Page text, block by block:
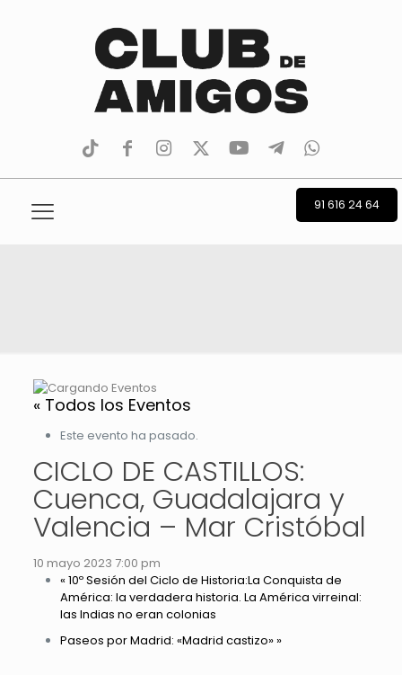
tiktokfacebookinstagram
TwitterYoutubeTelegramwhatsapp
91 616 24 64
« Todos los Eventos
Este evento ha pasado.
CICLO DE CASTILLOS:
Cuenca, Guadalajara y
Valencia – Mar Cristóbal
10 mayo 2023 7:00 pm
« 10º Sesión del Ciclo de Historia:La Conquista de
América: la verdadera historia. La América virreinal:
las Indias no eran colonias
Paseos por Madrid: «Madrid castizo» »